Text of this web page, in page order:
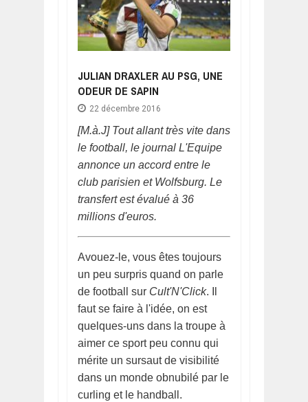
JULIAN DRAXLER AU PSG, UNE
ODEUR DE SAPIN
22 décembre 2016
[M.à.J] Tout allant très vite dans
le football, le journal L'Equipe
annonce un accord entre le
club parisien et Wolfsburg. Le
transfert est évalué à 36
millions d'euros.
Avouez-le, vous êtes toujours
un peu surpris quand on parle
de football sur Cult'N'Click. Il
faut se faire à l'idée, on est
quelques-uns dans la troupe à
aimer ce sport peu connu qui
mérite un sursaut de visibilité
dans un monde obnubilé par le
curling et le handball.